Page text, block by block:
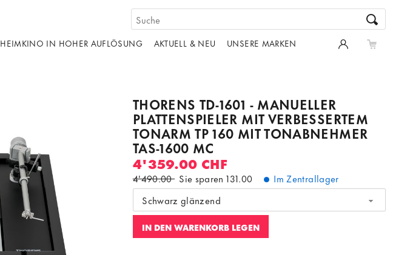
HEIMKINO IN HOHER AUFLÖSUNG AKTUELL & NEU UNSERE MARKEN
THORENS TD-1601 - MANUELLER
PLATTENSPIELER MIT VERBESSERTEM
TONARM TP 160 MIT TONABNEHMER
TAS-1600 MC
4'359.00 CHF
4'490.00 Sie sparen131.00
Im Zentrallager
Schwarz glänzend
IN DEN WARENKORB LEGEN